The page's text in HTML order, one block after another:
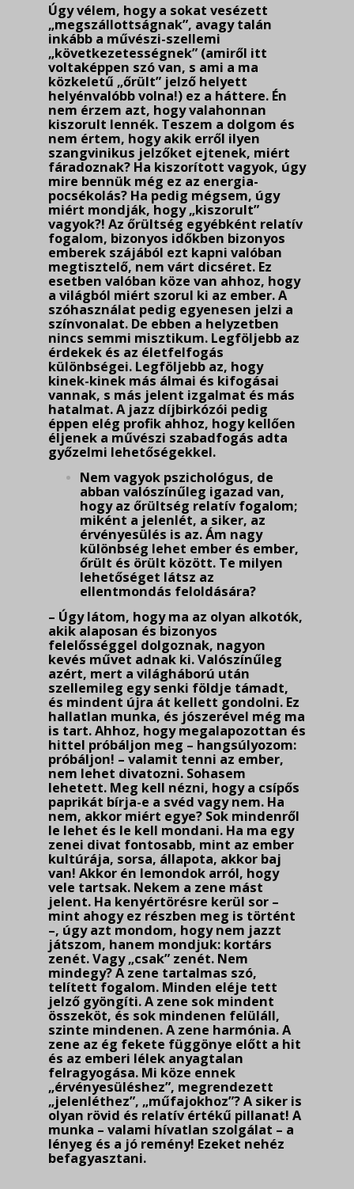
Úgy vélem, hogy a sokat vesézett
„megszállottságnak”, avagy talán
inkább a művészi-szellemi
„következetességnek” (amiről itt
voltaképpen szó van, s ami a ma
közkeletű „őrült” jelző helyett
helyénvalóbb volna!) ez a háttere. Én
nem érzem azt, hogy valahonnan
kiszorult lennék. Teszem a dolgom és
nem értem, hogy akik erről ilyen
szangvinikus jelzőket ejtenek, miért
fáradoznak? Ha kiszorított vagyok, úgy
mire bennük még ez az energia-
pocsékolás? Ha pedig mégsem, úgy
miért mondják, hogy „kiszorult”
vagyok?! Az őrültség egyébként relatív
fogalom, bizonyos időkben bizonyos
emberek szájából ezt kapni valóban
megtisztelő, nem várt dicséret. Ez
esetben valóban köze van ahhoz, hogy
a világból miért szorul ki az ember. A
szóhasználat pedig egyenesen jelzi a
színvonalat. De ebben a helyzetben
nincs semmi misz­tikum. Legföljebb az
érdekek és az életfelfogás
különbségei. Legföljebb az, hogy
kinek-kinek más álmai és kifogásai
vannak, s más jelent izgalmat és más
hatalmat. A jazz díjbirkózói pedig
éppen elég profik ahhoz, hogy kellően
éljenek a művészi szabadfogás adta
győzelmi lehető­sé­gekkel.
Nem vagyok pszichológus, de
abban valószínűleg igazad van,
hogy az őrültség relatív fogalom;
miként a jelenlét, a siker, az
érvényesülés is az. Ám nagy
különbség lehet ember és ember,
őrült és örült között. Te milyen
lehetőséget látsz az
ellentmondás feloldására?
– Úgy látom, hogy ma az olyan alkotók,
akik alaposan és bizonyos
felelősséggel dolgoz­nak, nagyon
kevés művet adnak ki. Valószínűleg
azért, mert a világháború után
szellemileg egy senki földje támadt,
és mindent újra át kellett gondolni. Ez
hallatlan munka, és jószerével még ma
is tart. Ahhoz, hogy megalapozottan és
hittel próbáljon meg – hangsúlyozom:
próbáljon! – valamit tenni az ember,
nem lehet divatozni. Sohasem
lehetett. Meg kell nézni, hogy a csípős
paprikát bírja-e a svéd vagy nem. Ha
nem, akkor miért egye? Sok mindenről
le lehet és le kell mondani. Ha ma egy
zenei divat fontosabb, mint az ember
kultúrája, sorsa, állapota, akkor baj
van! Akkor én lemondok arról, hogy
vele tartsak. Nekem a zene mást
jelent. Ha kenyértörésre kerül sor –
mint ahogy ez részben meg is történt
–, úgy azt mondom, hogy nem jazzt
játszom, hanem mondjuk: kortárs
zenét. Vagy „csak” zenét. Nem
mindegy? A zene tartalmas szó,
telített fogalom. Minden eléje tett
jelző gyöngíti. A zene sok mindent
összeköt, és sok mindenen felül­áll,
szinte mindenen. A zene harmónia. A
zene az ég fekete függönye előtt a hit
és az emberi lélek anyagtalan
felragyogása. Mi köze ennek
„érvényesüléshez”, megrendezett
„jelenléthez”, „műfajokhoz”? A siker is
olyan rövid és relatív értékű pillanat! A
munka – valami hívatlan szolgálat – a
lényeg és a jó remény! Ezeket nehéz
befagyasztani.